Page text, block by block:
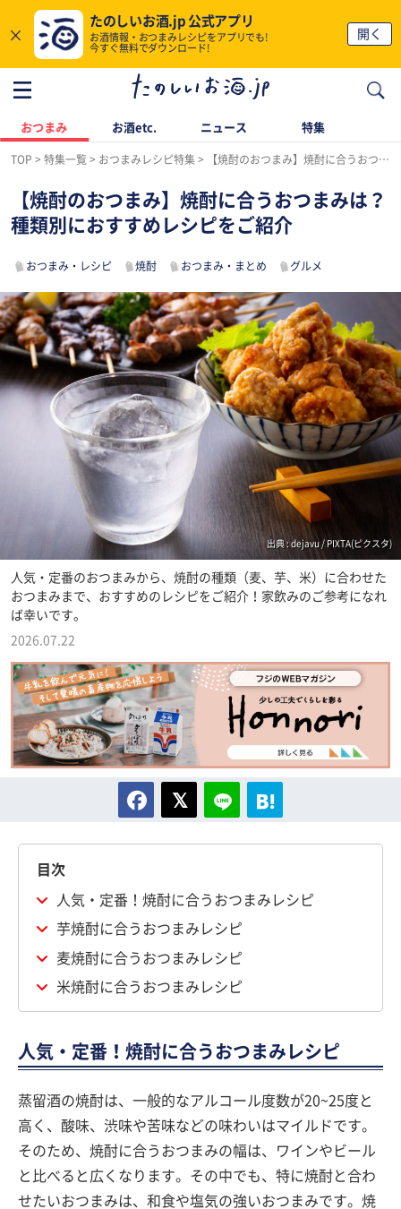
×
たのしいお酒.jp 公式アプリ
お酒情報・おつまみレシピをアプリでも!
今すぐ無料でダウンロード!
開く
おつまみ お酒etc. ニュース 特集
TOP 特集一覧 おつまみレシピ特集 【焼酎のおつまみ】焼酎に合うおつまみは？種類別におすすめレシピをご紹介
【焼酎のおつまみ】焼酎に合うおつまみは？
種類別におすすめレシピをご紹介
おつまみ・レシピ 焼酎 おつまみ・まとめ グルメ
出典 : dejavu / PIXTA(ピクスタ)
人気・定番のおつまみから、焼酎の種類（麦、芋、米）に合わせた
おつまみまで、おすすめのレシピをご紹介！家飲みのご参考になれ
ば幸いです。
2026.07.22
目次
人気・定番！焼酎に合うおつまみレシピ
芋焼酎に合うおつまみレシピ
麦焼酎に合うおつまみレシピ
米焼酎に合うおつまみレシピ
人気・定番！焼酎に合うおつまみレシピ
蒸留酒の焼酎は、一般的なアルコール度数が20~25度と
高く、酸味、渋味や苦味などの味わいはマイルドです。
そのため、焼酎に合うおつまみの幅は、ワインやビール
と比べると広くなります。その中でも、特に焼酎と合わ
せたいおつまみは、和食や塩気の強いおつまみです。焼